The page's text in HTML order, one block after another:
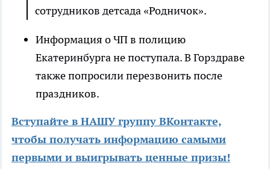
сотрудников детсада «Родничок».
Информация о ЧП в полицию
Екатеринбурга не поступала. В Горздраве
также попросили перезвонить после
праздников.
Вступайте в НАШУ группу ВКонтакте,
чтобы получать информацию самыми
первыми и выигрывать ценные призы!